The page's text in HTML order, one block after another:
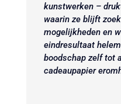
kunstwerken –
waarin ze blijft
mogelijkheden en
eindresultaat
boodschap zelf tot
cadeaupapier